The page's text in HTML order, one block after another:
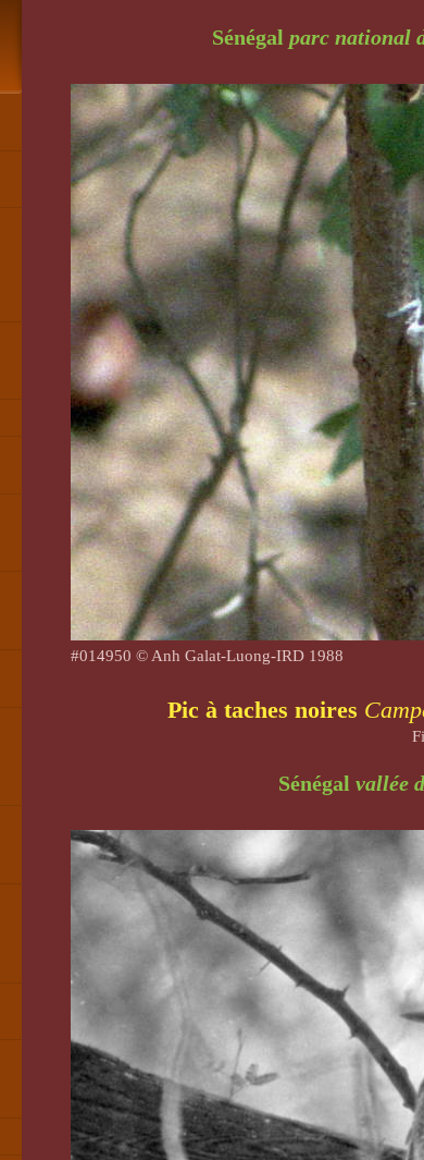
Sénégalparc national
#014950 © Anh Galat-Luong-IRD 1988
Pic à taches noires
Sénégal vallée